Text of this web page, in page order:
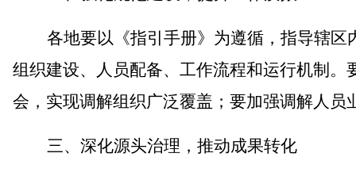
各地要以《指引手册》为遵循，指导辖区
组织建设、人员配备、工作流程和运行机制。
会，实现调解组织广泛覆盖；要加强调解人
三、 深化源头治理，推动成果转化